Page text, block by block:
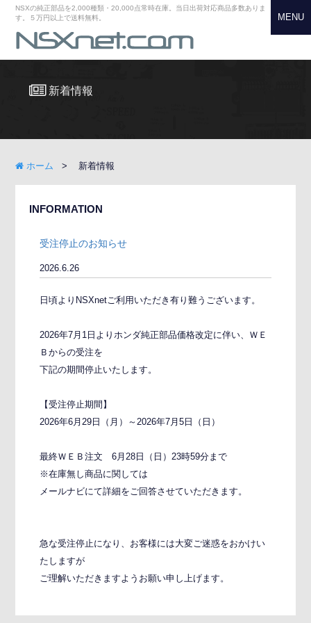
NSXの純正部品を2,000種類・20,000点常時在庫。当日出荷対応商品多数ありま
す。５万円以上で送料無料。
MENU
新着情報
ホーム 新着情報
INFORMATION
受注停止のお知らせ
2026.6.26
日頃よりNSXnetご利用いただき有り難うございます。
2026年7月1日よりホンダ純正部品価格改定に伴い、ＷＥ
Ｂからの受注を
下記の期間停止いたします。
【受注停止期間】
2026年6月29日（月）～2026年7月5日（日）
最終ＷＥＢ注文 6月28日（日）23時59分まで
※在庫無し商品に関しては
メールナビにて詳細をご回答させていただきます。
急な受注停止になり、お客様には大変ご迷惑をおかけい
たしますが
ご理解いただきますようお願い申し上げます。